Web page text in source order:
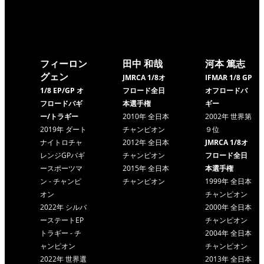
フィーロン
グェン
1/8 EP/GP オ
フロードバギ
ー/トラギー
2019年 ダート
ナイトロチャ
レンジGPバギ
ースポーツマ
ン - チャンピ
オン
2022年 シルバ
ーステートEP
トラギー -チ
ャンピオン
2022年 世界選
田中 和哉
JMRCA 1/8オ
フロード全日
本選手権
2010年 全日本
チャンピオン
2012年 全日本
チャンピオン
2015年 全日本
チャンピオン
河本 篤志
IFMAR 1/8 GP
オフロードバ
ギー
2002年 世界第
９位
JMRCA 1/8オ
フロード全日
本選手権
1999年 全日本
チャンピオン
2000年 全日本
チャンピオン
2004年 全日本
チャンピオン
2013年 全日本